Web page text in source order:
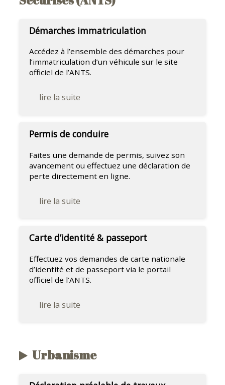
Démarches immatriculation
Accédez à l’ensemble des démarches pour
l’immatriculation d’un véhicule sur le site
officiel de l’ANTS.
lire la suite
Permis de conduire
Faites une demande de permis, suivez son
avancement ou effectuez une déclaration de
perte directement en ligne.
lire la suite
Carte d’identité & passeport
Effectuez vos demandes de carte nationale
d’identité et de passeport via le portail
officiel de l’ANTS.
lire la suite
Urbanisme